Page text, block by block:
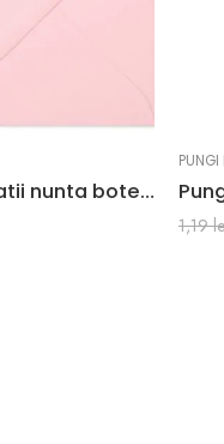
Plicuri roz pal invitatii nunta botez C6 114×162 mm Set 20 buc
PUNGI
1,19